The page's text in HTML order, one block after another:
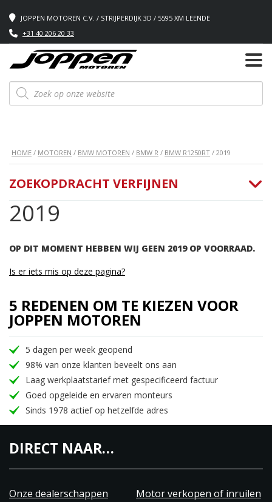
JOPPEN MOTOREN C.V. / STRIJPERDIJK 3D / 5595 XM LEENDE
+31 40 206 20 33
Producten
zoeken
HOME / MOTOREN / BMW MOTOREN / BMW R / BMW R1250RT / 2019
2019
OP DIT MOMENT HEBBEN WIJ GEEN 2019 OP VOORRAAD.
ZOEKOPDRACHT VERFIJNEN
Is er iets mis op deze pagina?
5 REDENEN OM TE KIEZEN VOOR
JOPPEN MOTOREN
5 dagen per week geopend
98% van onze klanten beveelt ons aan
Laag werkplaatstarief met gespecificeerd factuur
Goed opgeleide en ervaren monteurs
Sinds 1978 actief op hetzelfde adres
DIRECT NAAR…
Onze dealerschappen
Motor verkopen of inruilen